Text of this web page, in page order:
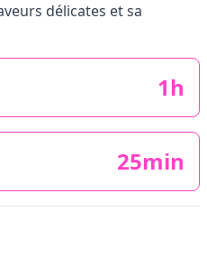
délicates et sa
1h
25min